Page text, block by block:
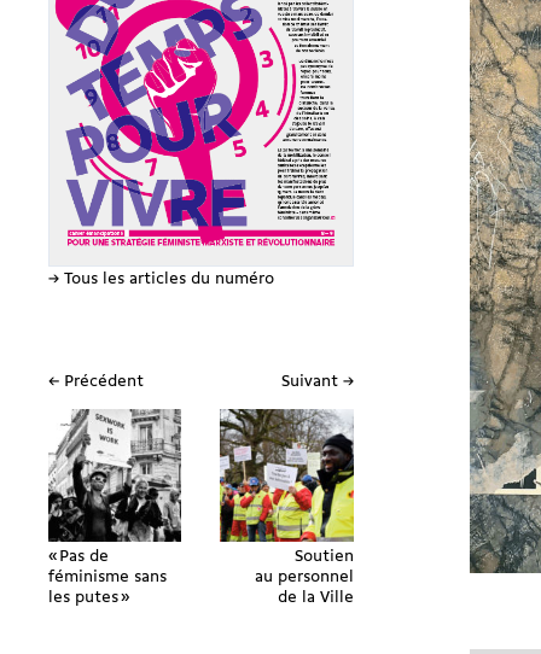
→ Tous les articles du numéro
← Précédent
« Pas de
féminisme sans
les putes »
Suivant →
Soutien
au personnel
de la Ville